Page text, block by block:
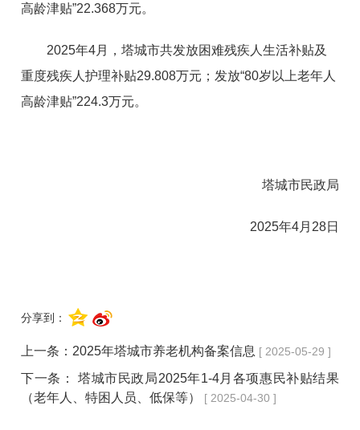
高龄津贴”22.368万元。
2025年4月，塔城市共发放困难残疾人生活补贴及
重度残疾人护理补贴29.808万元；发放“80岁以上老年人
高龄津贴”224.3万元。
塔城市民政局
2025年4月28日
分享到：
上一条： 2025年塔城市养老机构备案信息 [ 2025-05-29 ]
下一条：
塔城市民政局2025年1-4月各项惠民补贴结果
（老年人、特困人员、低保等）
[ 2025-04-30 ]